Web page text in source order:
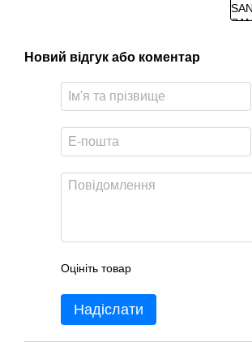
Новий відгук або коментар
Оцініть товар
Надіслати